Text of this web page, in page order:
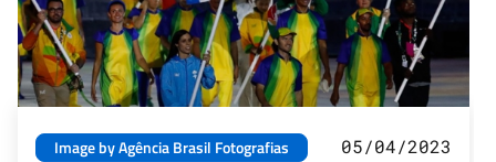
Image by Agência Brasil Fotografias 05/04/2023